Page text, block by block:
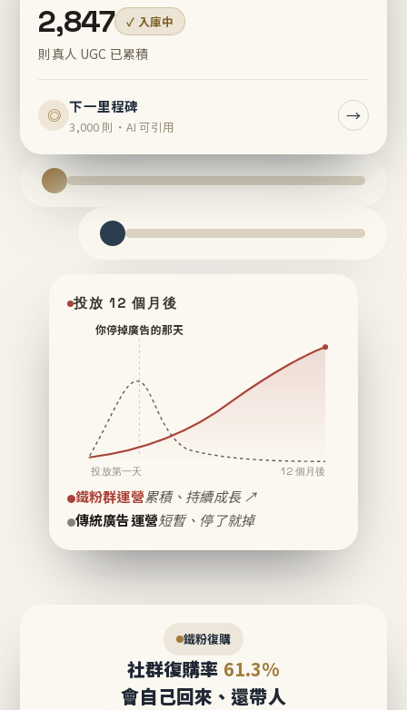
2,847 ✓ 入庫中
則真人 UGC 已累積
◎ 下一里程碑
3,000 則・AI 可引用
→
投放 12 個月後
你停掉廣告的那天
投放第一天 12 個月後
鐵粉群運營累積、持續成長 ↗
傳統廣告運營短暫、停了就掉
鐵粉復購
社群復購率 61.3%
會自己回來、還帶人